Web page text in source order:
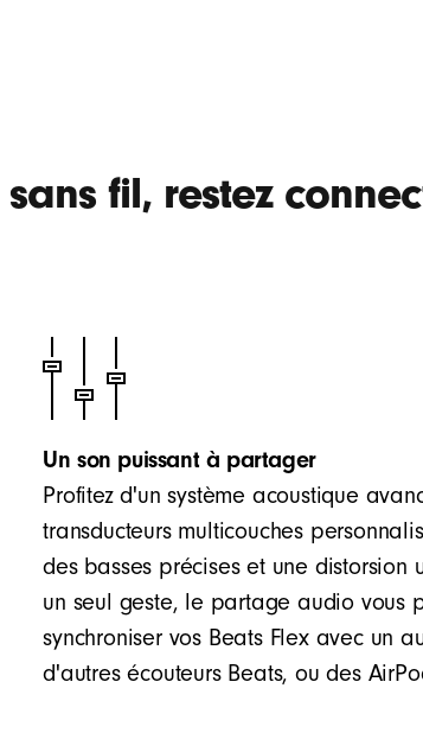
fil, restez
Un son puissant à partager
Profitez d'un système acoustique
transducteurs multicouches
des basses précises et une distorsion
un seul geste, le partage audio vous
synchroniser vos Beats Flex avec un
d'autres écouteurs Beats, ou des